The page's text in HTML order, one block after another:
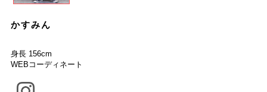
かすみん
身長 156cm
WEBコーディネート